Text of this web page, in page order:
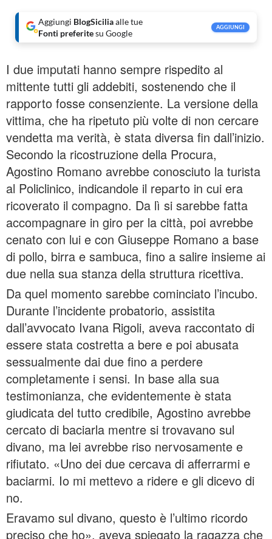
Aggiungi BlogSiciliaalle tue
Fonti preferitesu Google
AGGIUNGI
I due imputati hanno sempre rispedito al
mittente tutti gli addebiti, sostenendo che il
rapporto fosse consenziente. La versione della
vittima, che ha ripetuto più volte di non cercare
vendetta ma verità, è stata diversa fin dall’inizio.
Secondo la ricostruzione della Procura,
Agostino Romano avrebbe conosciuto la turista
al Policlinico, indicandole il reparto in cui era
ricoverato il compagno. Da lì si sarebbe fatta
accompagnare in giro per la città, poi avrebbe
cenato con lui e con Giuseppe Romano a base
di pollo, birra e sambuca, fino a salire insieme ai
due nella sua stanza della struttura ricettiva.
Da quel momento sarebbe cominciato l’incubo.
Durante l’incidente probatorio, assistita
dall’avvocato Ivana Rigoli, aveva raccontato di
essere stata costretta a bere e poi abusata
sessualmente dai due fino a perdere
completamente i sensi. In base alla sua
testimonianza, che evidentemente è stata
giudicata del tutto credibile, Agostino avrebbe
cercato di baciarla mentre si trovavano sul
divano, ma lei avrebbe riso nervosamente e
rifiutato. «Uno dei due cercava di afferrarmi e
baciarmi. Io mi mettevo a ridere e gli dicevo di
no.
Eravamo sul divano, questo è l’ultimo ricordo
preciso che ho», aveva spiegato la ragazza che